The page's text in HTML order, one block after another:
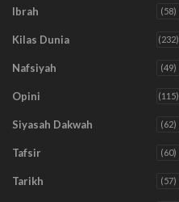
Ibrah (58)
Kilas Dunia (232)
Nafsiyah (49)
Opini (115)
Siyasah Dakwah (62)
Tafsir (60)
Tarikh (57)